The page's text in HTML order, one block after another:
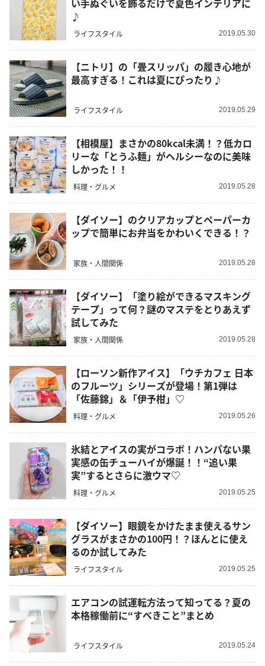
い手ぬぐいを飾るだけで夏色インテリアに
♪
ライフスタイル 2019.05.30
【ニトリ】の「畳スリッパ」の履き心地が
最高すぎる！これは夏にぴったり♪
ライフスタイル 2019.05.29
【相模屋】まさかの80kcal未満！？低カロ
リーな「とうふ麺」がヘルシーなのに美味
しかった！！
料理・グルメ 2019.05.28
【ダイソー】のクリアカップとペーパーカ
ップで簡単にお弁当をかわいくできる！？
家族・人間関係 2019.05.28
【ダイソー】「塗り絵ができるマスキング
テープ」って何？謎のマステをとりあえず
試してみた
家族・人間関係 2019.05.28
【ローソン新作アイス】「ウチカフェ 日本
のフルーツ」シリーズが登場！第1弾は
「佐藤錦」＆「伊予柑」♡
料理・グルメ 2019.05.26
氷結とアイスの実がコラボ！ハンパない果
実感の缶チューハイが爆誕！！“追い果
実”するとさらに激ウマ♡
料理・グルメ 2019.05.25
【ダイソー】眼鏡をかけたまま使えるサン
グラスがまさかの100円！？ほんとに使え
るのか試してみた
ライフスタイル 2019.05.25
エアコンの試運転方法って知ってる？夏の
本格稼働前に“すべきこと”まとめ
ライフスタイル 2019.05.24